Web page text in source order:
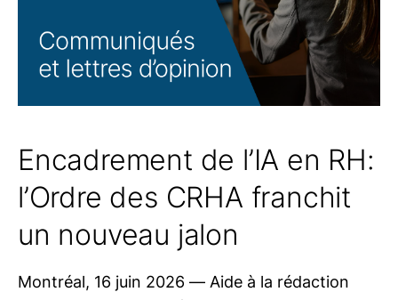
Encadrement de l’IA en RH:
l’Ordre des CRHA franchit
un nouveau jalon
Montréal, 16 juin 2026 — Aide à la rédaction